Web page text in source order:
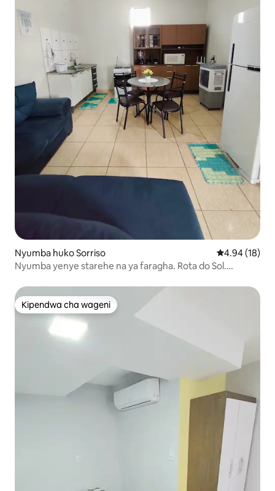
Nyumba huko Sorriso Ukadiriaji wa
4.94 (18)
Nyumba yenye starehe na ya faragha. Rota do Sol.
Kipendwa cha wageni
Kipendwa cha wageni